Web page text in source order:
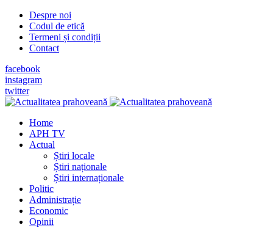
Despre noi
Codul de etică
Termeni și condiții
Contact
facebook
instagram
twitter
Home
APH TV
Actual
Știri locale
Știri naționale
Știri internaționale
Politic
Administrație
Economic
Opinii